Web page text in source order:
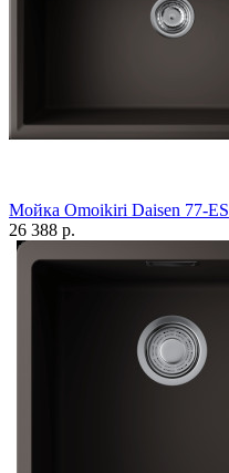
Мойка Omoikiri Daisen 77-ES
26 388 р.